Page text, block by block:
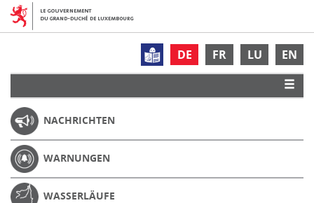
DE FR LU EN
NACHRICHTEN
WARNUNGEN
WASSERLÄUFE